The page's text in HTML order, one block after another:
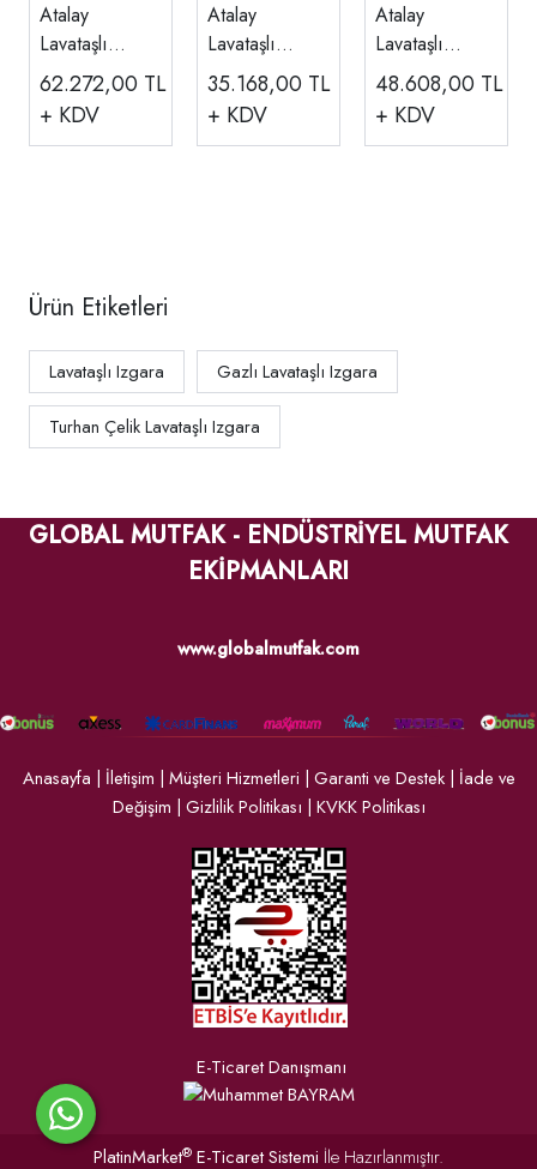
Atalay
Lavataşlı
Döküm Izgara
Gazlı
120x70x30
62.272,00 TL
+ KDV
Atalay
Lavataşlı
Döküm Izgara
Gazlı
60x70x30 Cm
35.168,00 TL
+ KDV
Atalay
Lavataşlı
Döküm Izgara
Gazlı
80x70x30 Cm
48.608,00 TL
+ KDV
Ürün Etiketleri
Lavataşlı Izgara Gazlı Lavataşlı Izgara
Turhan Çelik Lavataşlı Izgara
GLOBAL MUTFAK - ENDÜSTRİYEL MUTFAK
EKİPMANLARI
www.globalmutfak.com
Anasayfa | İletişim | Müşteri Hizmetleri | Garanti ve Destek| İade ve
Değişim | Gizlilik Politikası | KVKK Politikası
E-Ticaret Danışmanı
PlatinMarket® E-Ticaret Sistemi İle Hazırlanmıştır.